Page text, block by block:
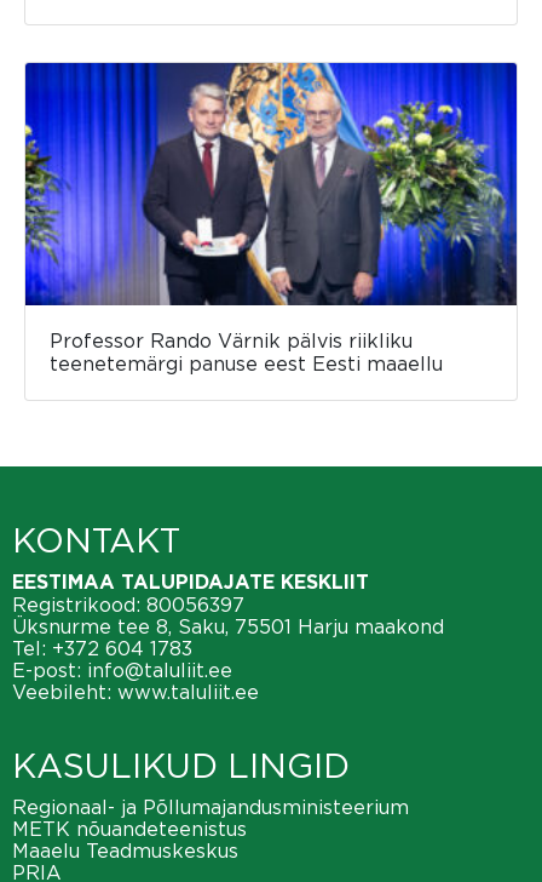
Professor Rando Värnik pälvis riikliku
teenetemärgi panuse eest Eesti maaellu
KONTAKT
EESTIMAA TALUPIDAJATE KESKLIIT
Registrikood: 80056397
Üksnurme tee 8, Saku, 75501 Harju maakond
Tel: +372 604 1783
E-post: info@taluliit.ee
Veebileht: www.taluliit.ee
KASULIKUD LINGID
Regionaal- ja Põllumajandusministeerium
METK nõuandeteenistus
Maaelu Teadmuskeskus
PRIA